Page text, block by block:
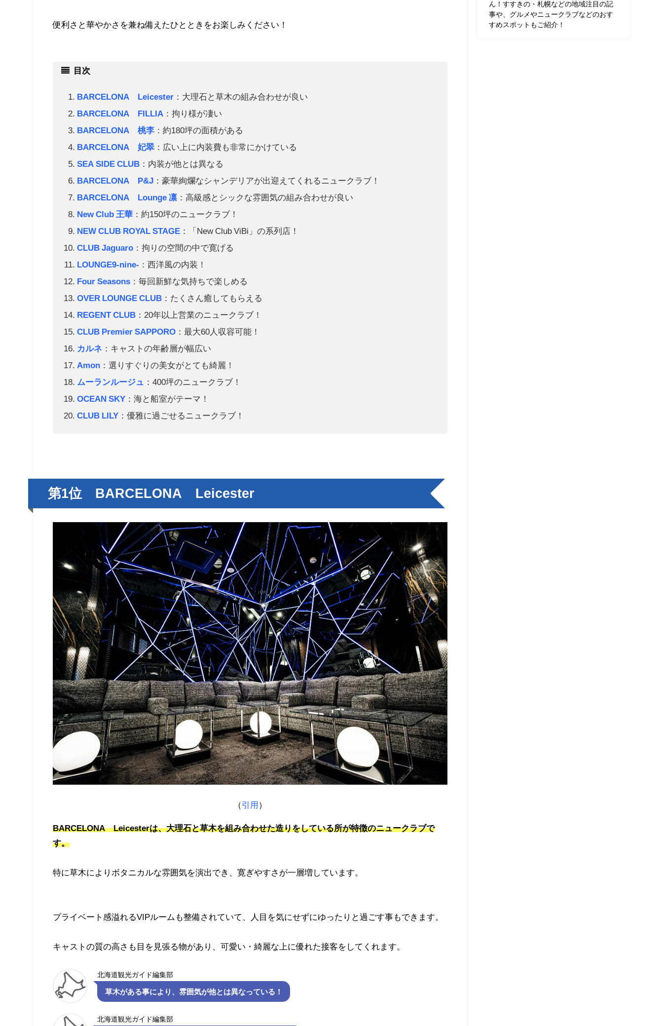
便利さと華やかさを兼ね備えたひとときをお楽しみください！
目次
BARCELONA Leicester ：大理石と草木の組み合わせが良い
BARCELONA FILLIA ：拘り様が凄い
BARCELONA 桃李 ：約180坪の面積がある
BARCELONA 妃翠 ：広い上に内装費も非常にかけている
SEA SIDE CLUB ：内装が他とは異なる
BARCELONA P&J ：豪華絢爛なシャンデリアが出迎えてくれるニュークラブ！
BARCELONA Lounge 凛 ：高級感とシックな雰囲気の組み合わせが良い
New Club 王華 ：約150坪のニュークラブ！
NEW CLUB ROYAL STAGE ：「New Club ViBi」の系列店！
CLUB Jaguaro ：拘りの空間の中で寛げる
LOUNGE9-nine- ：西洋風の内装！
Four Seasons ：毎回新鮮な気持ちで楽しめる
OVER LOUNGE CLUB ：たくさん癒してもらえる
REGENT CLUB ：20年以上営業のニュークラブ！
CLUB Premier SAPPORO ：最大60人収容可能！
カルネ ：キャストの年齢層が幅広い
Amon ：選りすぐりの美女がとても綺麗！
ムーランルージュ
：400坪のニュークラブ！
OCEAN SKY ：海と船室がテーマ！
CLUB LILY ：優雅に過ごせるニュークラブ！
第1位 BARCELONA Leicester
（引用 ）
BARCELONA Leicesterは、大理石と草木を組み合わせた造りをしている所が特徴のニュークラブで
す。
特に草木によりボタニカルな雰囲気を演出でき、寛ぎやすさが一層増しています。
プライベート感溢れるVIPルームも整備されていて、人目を気にせずにゆったりと過ごす事もできます。
キャストの質の高さも目を見張る物があり、可愛い・綺麗な上に優れた接客をしてくれます。
北海道観光ガイド編集部
草木がある事により、雰囲気が他とは異なっている！
北海道観光ガイド編集部
ん！すすきの・札幌などの地域注目の記
事や、グルメやニュークラブなどのおす
すめスポットもご紹介！